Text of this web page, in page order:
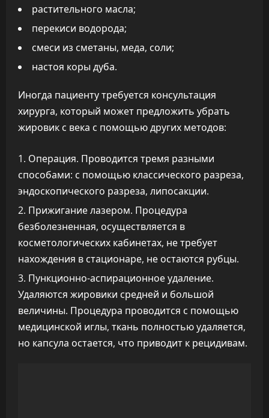
растительного масла;
перекиси водорода;
смеси из сметаны, меда, соли;
настоя коры дуба.
Иногда пациенту требуется консультация
хирурга, который может предложить убрать
жировик с века с помощью других методов:
Операция. Проводится тремя разными
способами: с помощью классического разреза,
эндоскопического разреза, липосакции.
Прижигание лазером. Процедура
безболезненная, осуществляется в
косметологических кабинетах, не требует
нахождения в стационаре, не остаются рубцы.
Пункционно-аспирационное удаление.
Удаляются жировики средней и большой
величины. Процедура проводится с помощью
медицинской иглы, ткань полностью удаляется,
но капсула остается, что приводит к рецидивам.